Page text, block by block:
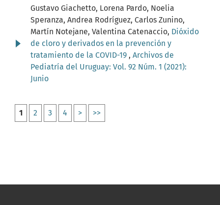
Gustavo Giachetto, Lorena Pardo, Noelia
Speranza, Andrea Rodríguez, Carlos Zunino,
Martín Notejane, Valentina Catenaccio, Dióxido
de cloro y derivados en la prevención y
tratamiento de la COVID-19 , Archivos de
Pediatría del Uruguay: Vol. 92 Núm. 1 (2021):
Junio
1 2 3 4 > >>